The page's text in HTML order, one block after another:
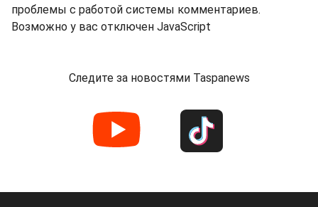
проблемы с работой системы комментариев.
Возможно у вас отключен JavaScript
Следите за новостями Taspanews